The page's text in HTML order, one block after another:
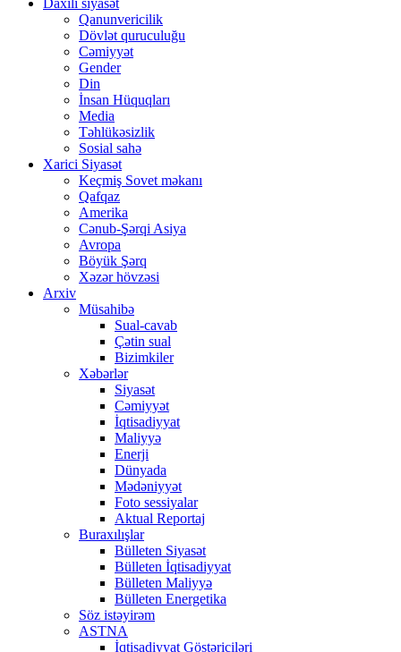
Daxili siyasət
Qanunvericilik
Dövlət quruculuğu
Cəmiyyət
Gender
Din
İnsan Hüquqları
Media
Təhlükəsizlik
Sosial sahə
Xarici Siyasət
Keçmiş Sovet məkanı
Qafqaz
Amerika
Cənub-Şərqi Asiya
Avropa
Böyük Şərq
Xəzər hövzəsi
Arxiv
Müsahibə
Sual-cavab
Çətin sual
Bizimkiler
Xəbərlər
Siyasət
Cəmiyyət
İqtisadiyyat
Maliyyə
Enerji
Dünyada
Mədəniyyət
Foto sessiyalar
Aktual Reportaj
Buraxılışlar
Bülleten Siyasət
Bülleten İqtisadiyyat
Bülleten Maliyyə
Bülleten Energetika
Söz istəyirəm
ASTNA
İqtisadiyyat Göstəriciləri